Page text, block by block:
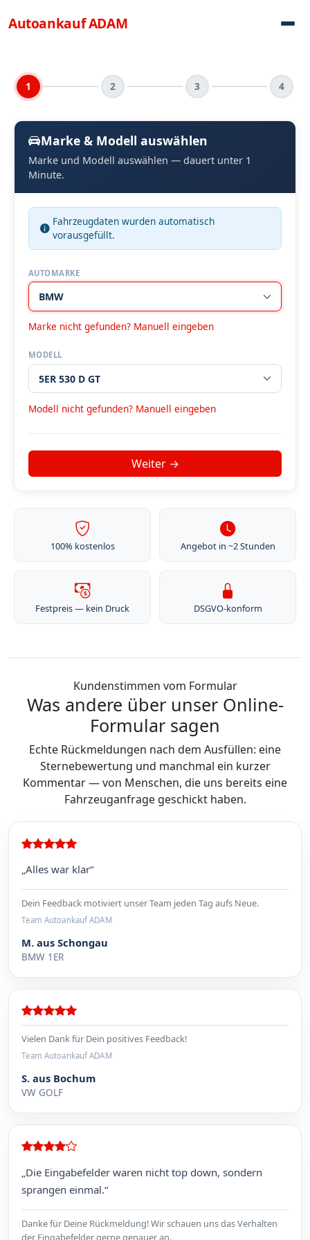
AutoankaufADAM
1 2 3 4
Marke & Modell auswählen
Marke und Modell auswählen — dauert unter 1
Minute.
Fahrzeugdaten wurden automatisch
vorausgefüllt.
AUTOMARKE
Marke nicht gefunden? Manuell eingeben
MODELL
Modell nicht gefunden? Manuell eingeben
100% kostenlos Angebot in ~2 Stunden
Festpreis — kein Druck DSGVO-konform
Kundenstimmen vom Formular
Was andere über unser Online-
Formular sagen
Echte Rückmeldungen nach dem Ausfüllen: eine
Sternebewertung und manchmal ein kurzer
Kommentar — von Menschen, die uns bereits eine
Fahrzeuganfrage geschickt haben.
„Alles war klar“
Dein Feedback motiviert unser Team jeden Tag aufs Neue.
Team Autoankauf ADAM
M. aus Schongau
BMW 1ER
Vielen Dank für Dein positives Feedback!
Team Autoankauf ADAM
S. aus Bochum
VW GOLF
„Die Eingabefelder waren nicht top down, sondern
sprangen einmal.“
Danke für Deine Rückmeldung! Wir schauen uns das Verhalten
der Eingabefelder gerne genauer an.